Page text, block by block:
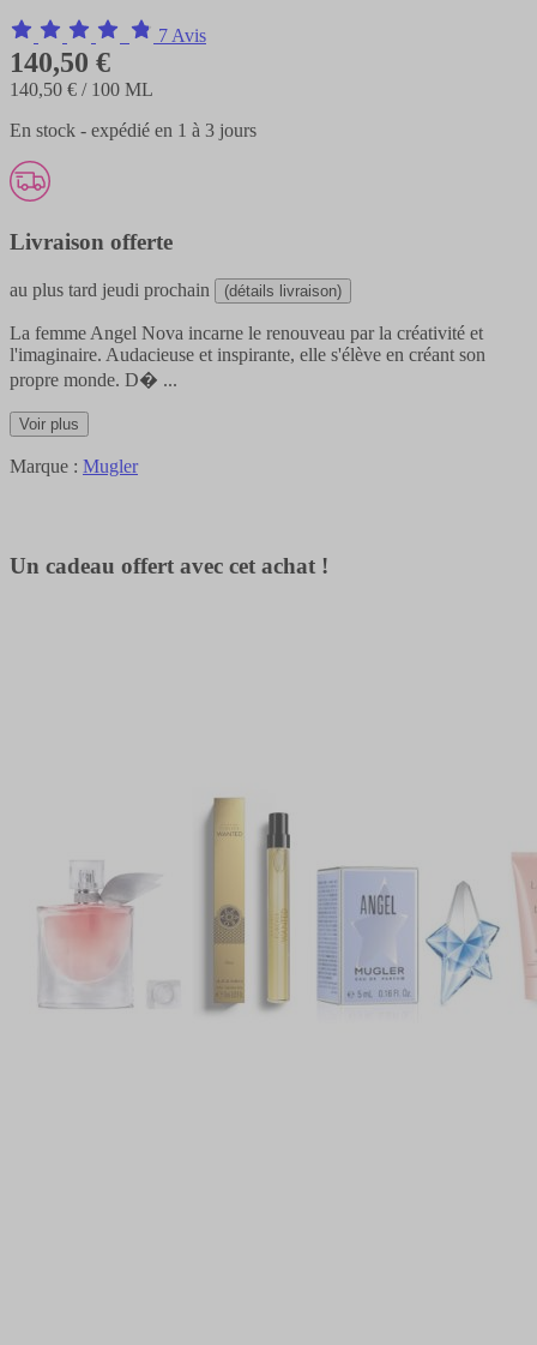
7 Avis
140,50 €
140,50 € / 100 ML
En stock - expédié en 1 à 3 jours
Livraison offerte
au plus tard jeudi prochain (détails livraison)
La femme Angel Nova incarne le renouveau par la créativité et
l'imaginaire. Audacieuse et inspirante, elle s'élève en créant son
propre monde. D� ...
Voir plus
Marque : Mugler
Un cadeau offert avec cet achat !